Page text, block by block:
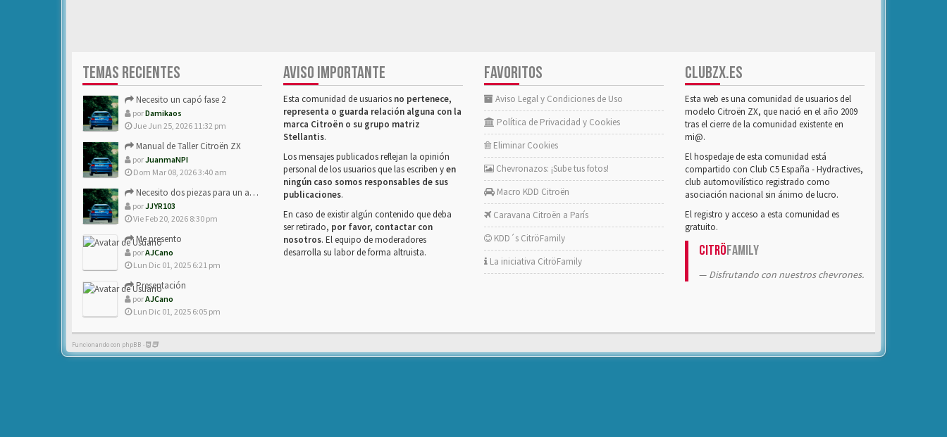
TEMAS RECIENTES
Necesito un capó fase 2
porDamikaos
Jue Jun 25, 2026 11:32 pm
Manual de Taller Citroën ZX
porJuanmaNPI
Dom Mar 08, 2026 3:40 am
Necesito dos piezas para un amigo con ZX.
porJJYR103
Vie Feb 20, 2026 8:30 pm
Me presento
porAJCano
Lun Dic 01, 2025 6:21 pm
Presentación
porAJCano
Lun Dic 01, 2025 6:05 pm
AVISO IMPORTANTE
Esta comunidad de usuarios no pertenece,
representa o guarda relación alguna con la
marca Citroën o su grupo matriz
Stellantis.
Los mensajes publicados reflejan la opinión
personal de los usuarios que las escriben yen
ningún caso somos responsables de sus
publicaciones.
En caso de existir algún contenido que deba
ser retirado, por favor, contactar con
nosotros. El equipo de moderadores
desarrolla su labor de forma altruista.
FAVORITOS
Aviso Legal y Condiciones de Uso
Política de Privacidad y Cookies
Eliminar Cookies
Chevronazos: ¡Sube tus fotos!
Macro KDD Citroën
Caravana Citroën a París
KDD´s CitröFamily
La iniciativa CitröFamily
CLUBZX.ES
Esta web es una comunidad de usuarios del
modelo Citroën ZX, que nació en el año 2009
tras el cierre de la comunidad existente en
mi@.
El hospedaje de esta comunidad está
compartido con Club C5 España - Hydractives,
club automovilístico registrado como
asociación nacional sin ánimo de lucro.
El registro y acceso a esta comunidad es
gratuito.
CitröFamily
Disfrutando con nuestros chevrones.
Funcionando con phpBB -